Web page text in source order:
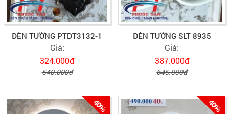
ĐÈN TƯỜNG PTDT3132-1
Giá:
324.000đ
540.000đ
ĐÈN TƯỜNG SLT 8935
Giá:
387.000đ
645.000đ
40% 40%